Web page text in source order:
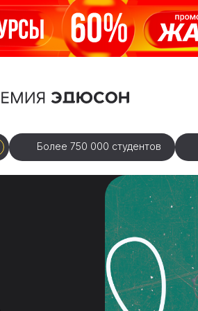
Более 750 000 студентов